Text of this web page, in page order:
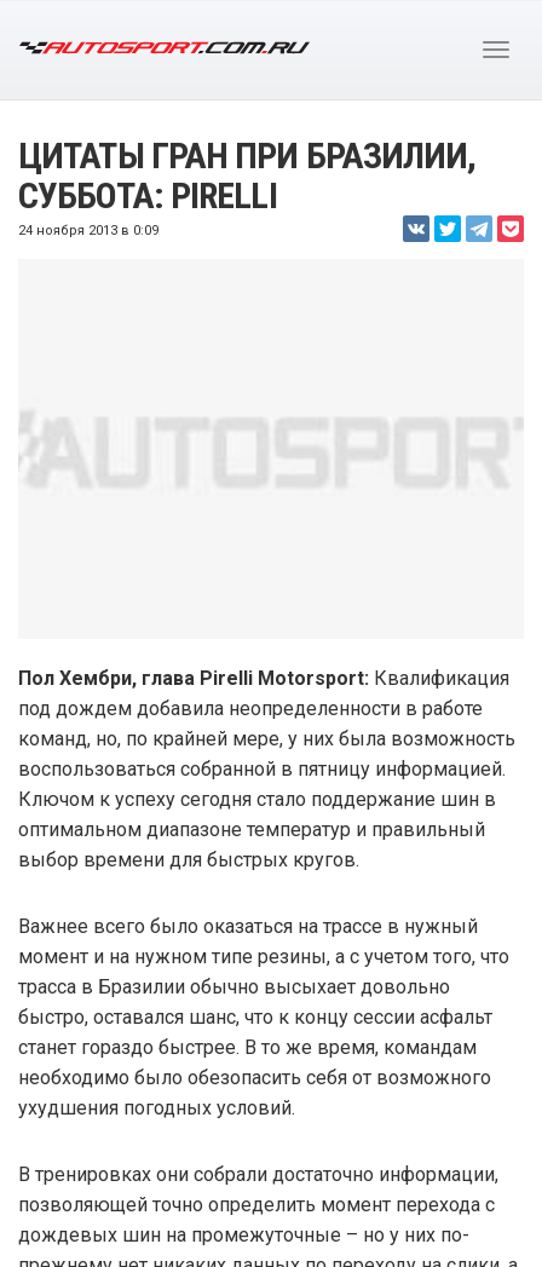
ЦИТАТЫ ГРАН ПРИ БРАЗИЛИИ,
СУББОТА: PIRELLI
24 ноября 2013 в 0:09
Пол Хембри, глава Pirelli Motorsport: Квалификация
под дождем добавила неопределенности в работе
команд, но, по крайней мере, у них была возможность
воспользоваться собранной в пятницу информацией.
Ключом к успеху сегодня стало поддержание шин в
оптимальном диапазоне температур и правильный
выбор времени для быстрых кругов.
Важнее всего было оказаться на трассе в нужный
момент и на нужном типе резины, а с учетом того, что
трасса в Бразилии обычно высыхает довольно
быстро, оставался шанс, что к концу сессии асфальт
станет гораздо быстрее. В то же время, командам
необходимо было обезопасить себя от возможного
ухудшения погодных условий.
В тренировках они собрали достаточно информации,
позволяющей точно определить момент перехода с
дождевых шин на промежуточные – но у них по-